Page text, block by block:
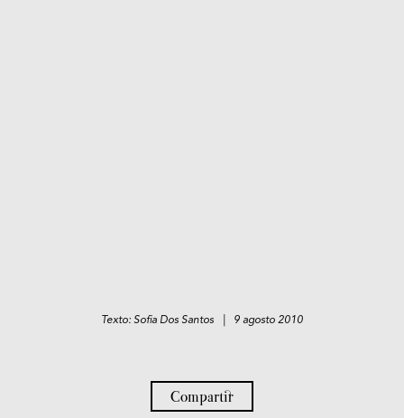
Texto: Sofia Dos Santos | 9 agosto 2010
Compartir